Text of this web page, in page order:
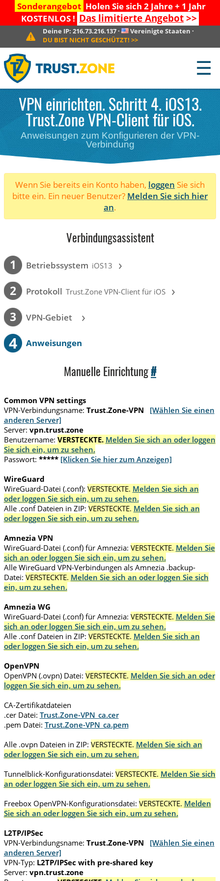
Sonderangebot Holen Sie sich 2 Jahre + 1 Jahr
KOSTENLOS ! Das limitierte Angebot>>
Deine IP: 216.73.216.137· Vereinigte Staaten ·
DU BIST NICHT GESCHÜTZT! >>
☰
VPN einrichten. Schritt 4. iOS13.
Trust.Zone VPN-Client für iOS.
Anweisungen zum Konfigurieren der VPN-
Verbindung
Wenn Sie bereits ein Konto haben, loggen Sie sich
bitte ein. Ein neuer Benutzer? Melden Sie sich hier
an.
Verbindungsassistent
1 Betriebssystem iOS13 ›
2 Protokoll Trust.Zone VPN-Client für iOS ›
3 VPN-Gebiet ›
4 Anweisungen
Manuelle Einrichtung#
Common VPN settings
VPN-Verbindungsname: Trust.Zone-VPN
[Wählen Sie einen
anderen Server]
Server: vpn.trust.zone
Benutzername: VERSTECKTE. Melden Sie sich an oder loggen
Sie sich ein, um zu sehen.
Passwort: ***** [Klicken Sie hier zum Anzeigen]
WireGuard
WireGuard-Datei (.conf): VERSTECKTE. Melden Sie sich an
oder loggen Sie sich ein, um zu sehen.
Alle .conf Dateien in ZIP: VERSTECKTE. Melden Sie sich an
oder loggen Sie sich ein, um zu sehen.
Amnezia VPN
WireGuard-Datei (.conf) für Amnezia: VERSTECKTE. Melden Sie
sich an oder loggen Sie sich ein, um zu sehen.
Alle WireGuard VPN-Verbindungen als Amnezia .backup-
Datei: VERSTECKTE. Melden Sie sich an oder loggen Sie sich
ein, um zu sehen.
Amnezia WG
WireGuard-Datei (.conf) für Amnezia: VERSTECKTE. Melden Sie
sich an oder loggen Sie sich ein, um zu sehen.
Alle .conf Dateien in ZIP: VERSTECKTE. Melden Sie sich an
oder loggen Sie sich ein, um zu sehen.
OpenVPN
OpenVPN (.ovpn) Datei: VERSTECKTE. Melden Sie sich an oder
loggen Sie sich ein, um zu sehen.
CA-Zertifikatdateien
.cer Datei: Trust.Zone-VPN_ca.cer
.pem Datei: Trust.Zone-VPN_ca.pem
Alle .ovpn Dateien in ZIP: VERSTECKTE. Melden Sie sich an
oder loggen Sie sich ein, um zu sehen.
Tunnelblick-Konfigurationsdatei: VERSTECKTE. Melden Sie sich
an oder loggen Sie sich ein, um zu sehen.
Freebox OpenVPN-Konfigurationsdatei: VERSTECKTE. Melden
Sie sich an oder loggen Sie sich ein, um zu sehen.
L2TP/IPSec
VPN-Verbindungsname: Trust.Zone-VPN
[Wählen Sie einen
anderen Server]
VPN-Typ: L2TP/IPSec with pre-shared key
Server: vpn.trust.zone